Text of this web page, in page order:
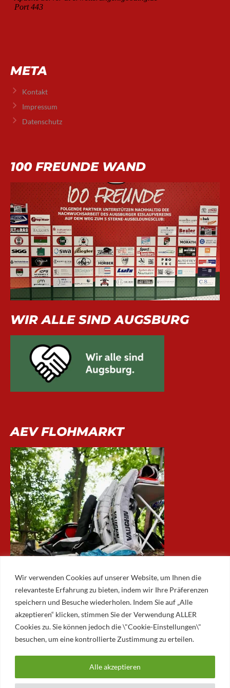
Wir verwenden Cookies auf unserer Website, um Ihnen die
relevanteste Erfahrung zu bieten, indem wir Ihre Präferenzen
speichern und Besuche wiederholen. Indem Sie auf „Alle
akzeptieren“ klicken, stimmen Sie der Verwendung ALLER
Cookies zu. Sie können jedoch die \"Cookie-Einstellungen\"
besuchen, um eine kontrollierte Zustimmung zu erteilen.
Alle akzeptieren
META
Kontakt
Impressum
Datenschutz
100 FREUNDE WAND
WIR ALLE SIND AUGSBURG
AEV FLOHMARKT
ARCHIV
Archiv
© 2026 AUGSBURGER EISLAUFVEREIN E.V.
AUGSBURGER EV